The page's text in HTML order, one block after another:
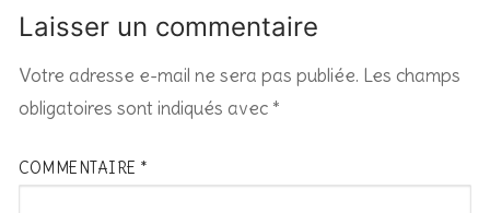
Laisser un commentaire
Votre adresse e-mail ne sera pas publiée. Les champs
obligatoires sont indiqués avec *
COMMENTAIRE *